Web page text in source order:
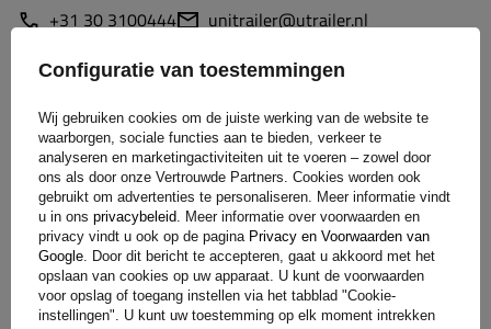
+31 30 3100444 unitrailer@utrailer.nl
Specificaties
Levering
Stel uw vraag
Configuratie van toestemmingen
Wij gebruiken cookies om de juiste werking van de website te
waarborgen, sociale functies aan te bieden, verkeer te
analyseren en marketingactiviteiten uit te voeren – zowel door
ons als door onze Vertrouwde Partners. Cookies worden ook
gebruikt om advertenties te personaliseren. Meer informatie vindt
u in ons privacybeleid. Meer informatie over voorwaarden en
privacy vindt u ook op de pagina Privacy en Voorwaarden van
Google. Door dit bericht te accepteren, gaat u akkoord met het
opslaan van cookies op uw apparaat. U kunt de voorwaarden
voor opslag of toegang instellen via het tabblad "Cookie-
instellingen". U kunt uw toestemming op elk moment intrekken